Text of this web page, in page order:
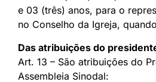
e 03 (três) anos, para o
no Conselho da Igreja,
Das atribuições do
Art. 13 – São atribuições do
Assembleia Sinodal: